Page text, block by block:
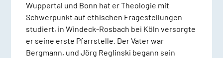
Wuppertal und Bonn hat er Theologie mit
Schwerpunkt auf ethischen Fragestellungen
studiert, in Windeck-Rosbach bei Köln versorgte
er seine erste Pfarrstelle. Der Vater war
Bergmann, und Jörg Reglinski begann sein